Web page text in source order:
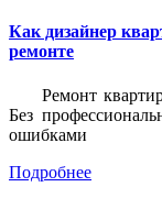
Как дизайнер
ремонте
Ремонт
Без
ошибками
Подробнее